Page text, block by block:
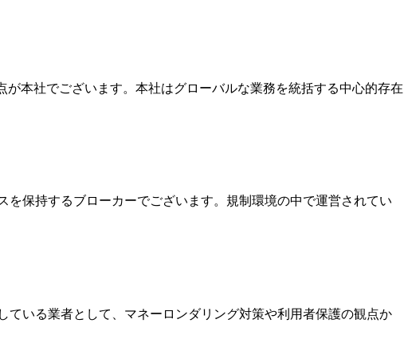
本社でございます。本社はグローバルな業務を統括する中心的存在
保持するブローカーでございます。規制環境の中で運営されてい
いる業者として、マネーロンダリング対策や利用者保護の観点か